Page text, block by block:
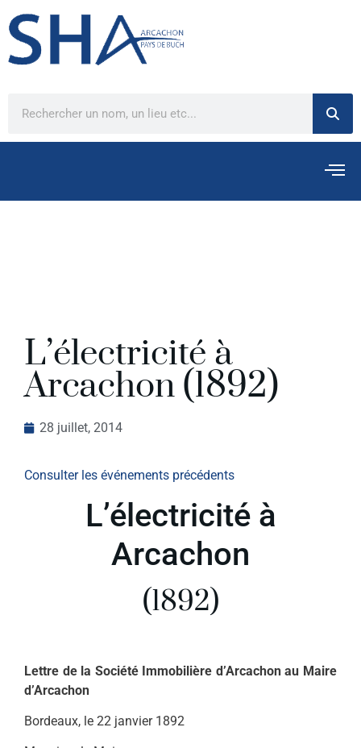
L’électricité à
Arcachon (1892)
28 juillet, 2014
Consulter les événements précédents
L’électricité à
Arcachon
(1892)
Lettre de la Société Immobilière d’Arcachon au Maire
d’Arcachon
Bordeaux, le 22 janvier 1892